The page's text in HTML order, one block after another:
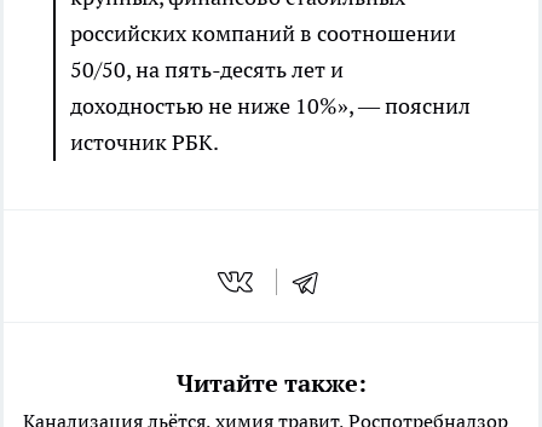
российских компаний в соотношении
50/50, на пять-десять лет и
доходностью не ниже 10%», — пояснил
источник РБК.
Читайте также:
Канализация льётся, химия травит, Роспотребнадзор